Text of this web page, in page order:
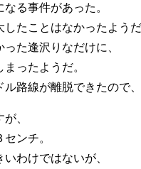
る事件があった。
たことはなかったようだ
た逢沢りなだけに、
ったようだ。
路線が離脱できたので
、
ンチ。
わけではないが、